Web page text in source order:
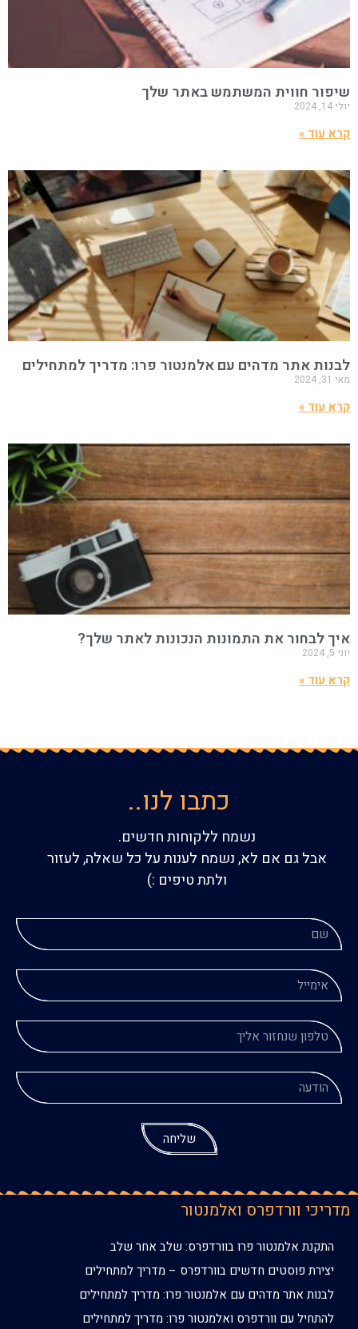
שיפור חווית המשתמש באתר שלך
יולי 14, 2024
קרא עוד »
לבנות אתר מדהים עם אלמנטור פרו: מדריך למתחילים
מאי 31, 2024
קרא עוד »
איך לבחור את התמונות הנכונות לאתר שלך?
יוני 5, 2024
קרא עוד »
כתבו לנו..
נשמח ללקוחות חדשים.
אבל גם אם לא, נשמח לענות על כל שאלה, לעזור
ולתת טיפים :)
שליחה
מדריכי וורדפרס ואלמנטור
התקנת אלמנטור פרו בוורדפרס: שלב אחר שלב
יצירת פוסטים חדשים בוורדפרס – מדריך למתחילים
לבנות אתר מדהים עם אלמנטור פרו: מדריך למתחילים
להתחיל עם וורדפרס ואלמנטור פרו: מדריך למתחילים